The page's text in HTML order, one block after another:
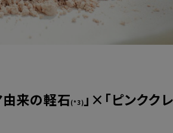
由来の軽石(*3) 」×「ピンクク